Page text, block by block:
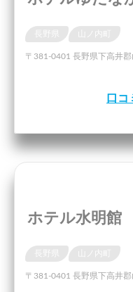
〒381-0401 長野県下高井
口コ
ホテル水明館
〒381-0401 長野県下高井郡